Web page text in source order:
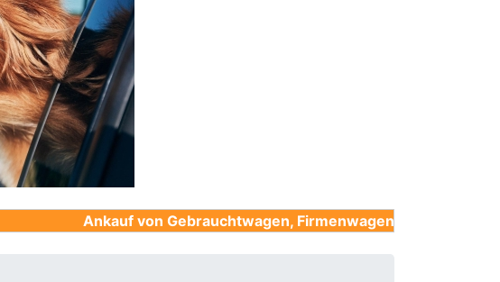
Ankauf von Gebrauchtwagen, Firmenwagen, Unfallwagen,